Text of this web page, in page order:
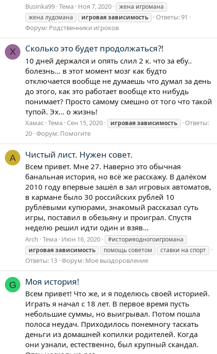
Businka99 Тема Ноя 7, 2020
жена игромана
жена лудомана
игроваязависимость
Ответы: 91
Форум: Родственники игроков
Х Сколько это будет продолжаться?!
10 дней держался и опять слил 2 к. что за ебу..
болезнь... в этот момент мозг как будто
отключается вообще не думаешь что думал за день
до этого, как это работает вообще кто нибудь
понимает? Просто самому смешно от того что такой
тупой. Эх... о жизнь!
Хамас Тема Сен 15, 2020 игроваязависимость
Ответы:
20 Форум: Помогите
A Чистый лист. Нужен совет.
Всем привет. Мне 27. Наверно это обычная
банальная история, но всё же расскажу. В далёком
2010 году впервые зашёл в зал игровых автоматов,
в кармане было 30 российских рублей 10
рублёвыми купюрами, знакомый рассказал суть
игры, поставил в обезьяну и проиграл. Спустя
неделю решил идти один и взяв...
Arch Тема Июн 16, 2020
#историяодногоигромана
игроваязависимость помощь советом ставки на спорт
Ответы: 13 Форум: Мое выздоровление
G Моя история!
Всем привет! Что же, и я поделюсь своей историей.
Играть я начал с 18 лет. В первое время пусть
небольшие суммы, но выигрывал. Потом пошла
полоса неудач. Приходилось понемногу таскать
деньги из домашней копилки родителей. Когда
они узнали, естественно, был крупный скандал.